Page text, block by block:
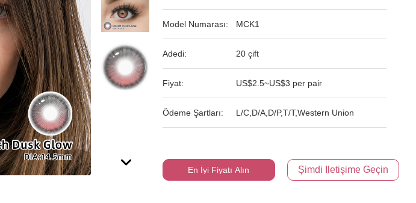
Model Numarası: MCK1
Adedi: 20 çift
Fiyat: US$2.5~US$3 per pair
Ödeme Şartları: L/C,D/A,D/P,T/T,Western Union
En İyi Fiyatı Alın Şimdi Iletişime Geçin